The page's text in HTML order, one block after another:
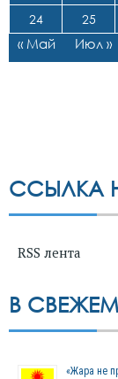
24
25
« Май Июл »
ССЫЛКА
RSS лента
В
«Жара не